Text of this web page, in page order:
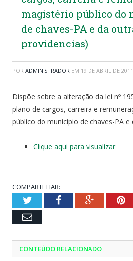
magistério público do
de chaves-PA e da
providencias)
POR ADMINISTRADOR EM 19 DE ABRIL DE 2011
Dispõe sobre a alteração da lei nº
plano de cargos, carreira e
público do município de chaves-PA e
Clique aqui para visualizar
COMPARTILHAR:
TwitterFacebookGoogle+
Email
CONTEÚDO RELACIONADO